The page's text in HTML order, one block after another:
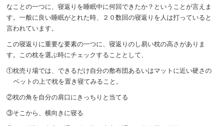
なことの一つに、寝返りを睡眠中に何回できたか？ということが言えま
す。一般に良い睡眠がとれた時、２０数回の寝返りを人は打っていると
言われています。
この寝返りに重要な要素の一つに、寝返りのし易い枕の高さがありま
す。この枕を選ぶ時にチェックすることとして、
①枕売り場では、できるだけ自分の敷布団あるいはマットに近い硬さの
ベットの上で枕を置き寝てみること。
②枕の角を自分の肩口にきっちりと当てる
③そこから、横向きに寝る